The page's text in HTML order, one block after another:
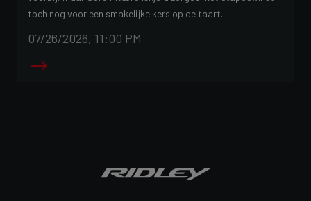
toch nog voor een smakelijke kers op de taart.
07/26/2026, 11:00 PM